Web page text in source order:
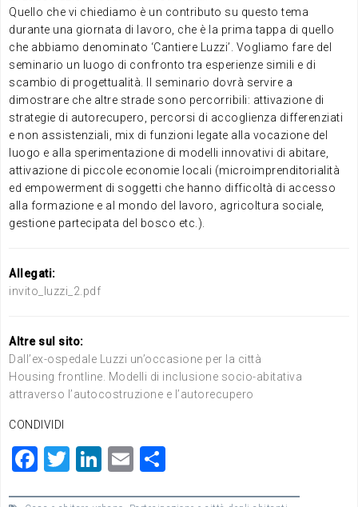
Quello che vi chiediamo è un contributo su questo tema
durante una giornata di lavoro, che è la prima tappa di quello
che abbiamo denominato ‘Cantiere Luzzi’. Vogliamo fare del
seminario un luogo di confronto tra esperienze simili e di
scambio di progettualità. Il seminario dovrà servire a
dimostrare che altre strade sono percorribili: attivazione di
strategie di autorecupero, percorsi di accoglienza differenziati
e non assistenziali, mix di funzioni legate alla vocazione del
luogo e alla sperimentazione di modelli innovativi di abitare,
attivazione di piccole economie locali (microimprenditorialità
ed empowerment di soggetti che hanno difficoltà di accesso
alla formazione e al mondo del lavoro, agricoltura sociale,
gestione partecipata del bosco etc.).
Allegati:
invito_luzzi_2.pdf
Altre sul sito:
Dall’ex-ospedale Luzzi un’occasione per la città
Housing frontline. Modelli di inclusione socio-abitativa
attraverso l’autocostruzione e l’autorecupero
CONDIVIDI
F
T
Li
E